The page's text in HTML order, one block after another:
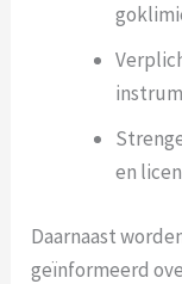
en
Daarnaast
geïnformeerd